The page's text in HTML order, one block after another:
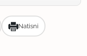
15 min
Natisni